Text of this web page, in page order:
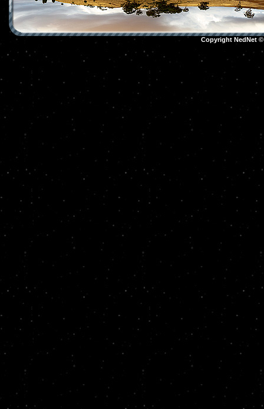
Copyright NedNet